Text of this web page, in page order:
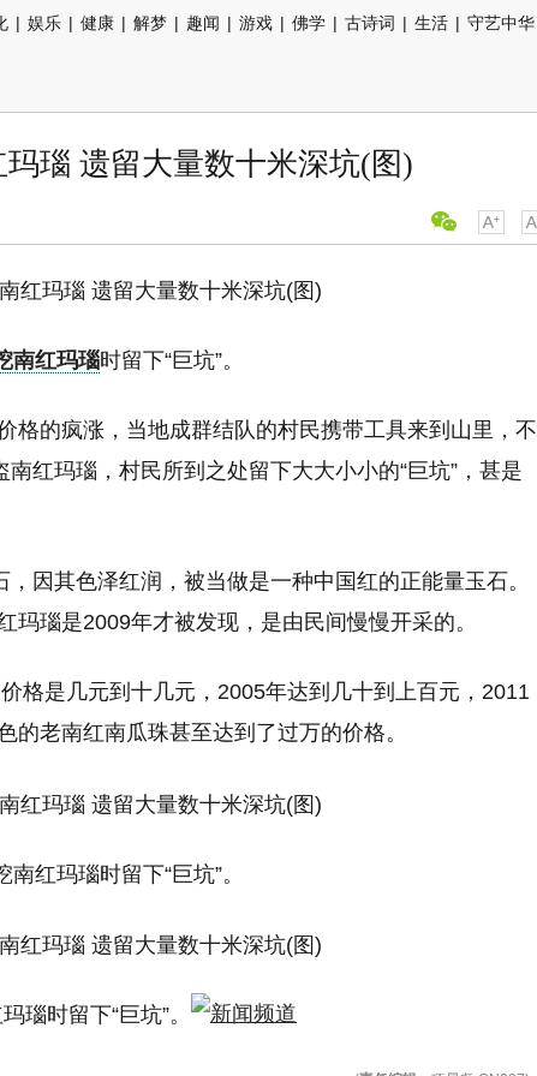
| 娱乐 | 健康 | 解梦 | 趣闻 | 游戏 | 佛学 | 古诗词 | 生活 | 守艺中华
瑙 遗留大量数十米深坑(图)
南红玛瑙时留下“巨坑”。
格的疯涨，当地成群结队的村民携带工具来到山里，不
红玛瑙，村民所到之处留下大大小小的“巨坑”，甚是
因其色泽红润，被当做是一种中国红的正能量玉石。
玛瑙是2009年才被发现，是由民间慢慢开采的。
格是几元到十几元，2005年达到几十到上百元，2011
老南红南瓜珠甚至达到了过万的价格。
南红玛瑙时留下“巨坑”。
瑙时留下“巨坑”。